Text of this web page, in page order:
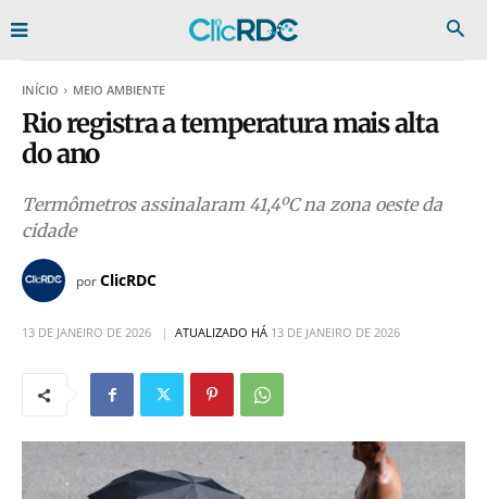
INÍCIO MEIO AMBIENTE
Rio registra a temperatura mais alta
do ano
Termômetros assinalaram 41,4ºC na zona oeste da
cidade
porClicRDC
13 DE JANEIRO DE 2026 ATUALIZADO HÁ 13 DE JANEIRO DE 2026